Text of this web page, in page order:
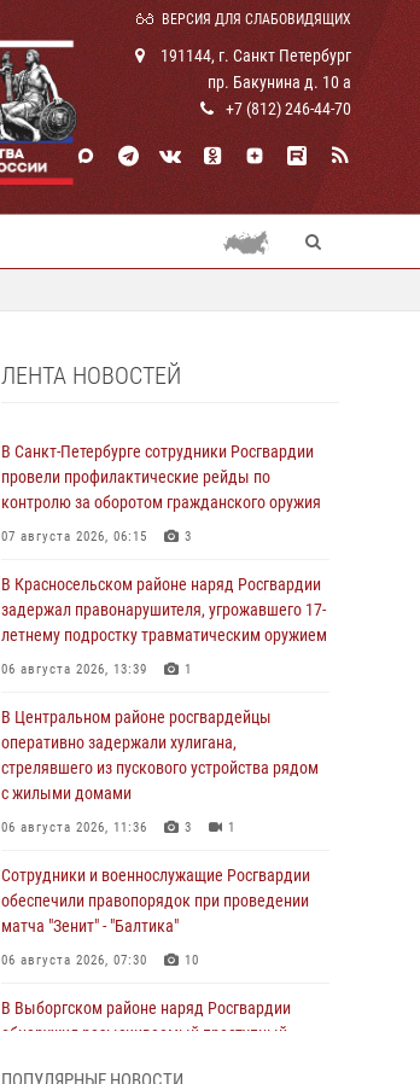
ВЕРСИЯ ДЛЯ СЛАБОВИДЯЩИХ
191144, г. Санкт Петербург
пр. Бакунина д. 10 а
+7 (812) 246-44-70
ЛЕНТА НОВОСТЕЙ
В Санкт-Петербурге сотрудники Росгвардии
провели профилактические рейды по
контролю за оборотом гражданского оружия
07 августа 2026, 06:15 3
В Красносельском районе наряд Росгвардии
задержал правонарушителя, угрожавшего 17-
летнему подростку травматическим оружием
06 августа 2026, 13:39 1
В Центральном районе росгвардейцы
оперативно задержали хулигана,
стрелявшего из пускового устройства рядом
с жилыми домами
06 августа 2026, 11:36 3 1
Сотрудники и военнослужащие Росгвардии
обеспечили правопорядок при проведении
матча "Зенит" - "Балтика"
06 августа 2026, 07:30 10
В Выборгском районе наряд Росгвардии
обнаружил разыскиваемый преступный